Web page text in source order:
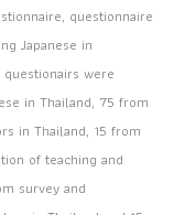
questionnaire
Japanese in
were
in Thailand, 75 from
in Thailand, 15 from
of teaching and
survey and